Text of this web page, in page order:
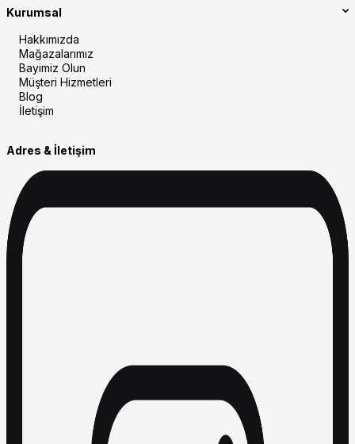
Kurumsal
Hakkımızda
Mağazalarımız
Bayimiz Olun
Müşteri Hizmetleri
Blog
İletişim
Adres & İletişim